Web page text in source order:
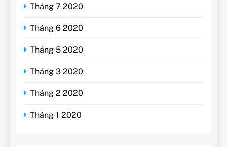
Tháng 7 2020
Tháng 6 2020
Tháng 5 2020
Tháng 3 2020
Tháng 2 2020
Tháng 1 2020